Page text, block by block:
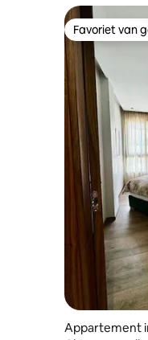
Favoriet van
Favoriet van
Appartement